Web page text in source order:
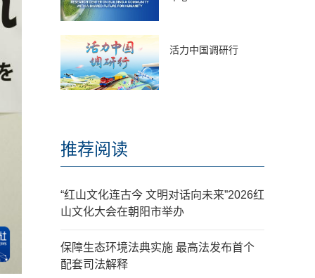
活力中国调研行
推荐阅读
“红山文化连古今 文明对话向未来”2026红
山文化大会在朝阳市举办
保障生态环境法典实施 最高法发布首个
配套司法解释